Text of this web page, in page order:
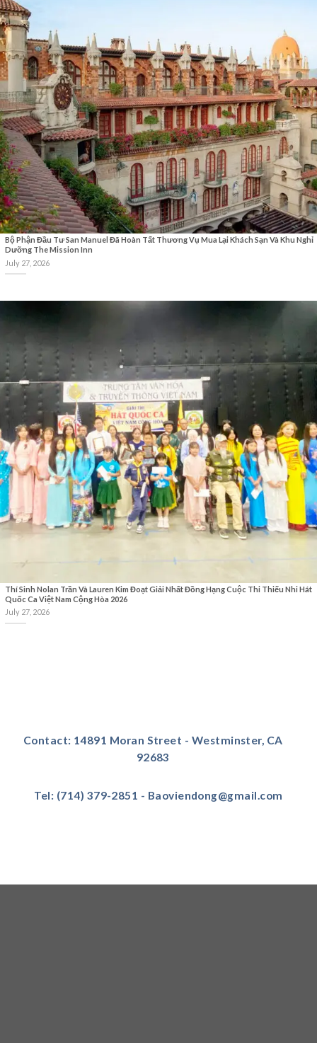
Bộ Phận Đầu Tư San Manuel Đã Hoàn Tất Thương Vụ Mua Lại Khách Sạn Và Khu Nghỉ
Dưỡng The Mission Inn
July 27, 2026
Thí Sinh Nolan Trần Và Lauren Kim Đoạt Giải Nhất Đồng Hạng Cuộc Thi Thiếu Nhi Hát
Quốc Ca Việt Nam Cộng Hòa 2026
July 27, 2026
Contact: 14891 Moran Street - Westminster, CA
92683
Tel: (714) 379-2851 - Baoviendong@gmail.com